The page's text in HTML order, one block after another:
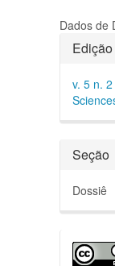
Dados de
do
Edição
v. 5 n.
Seção
Dossiê